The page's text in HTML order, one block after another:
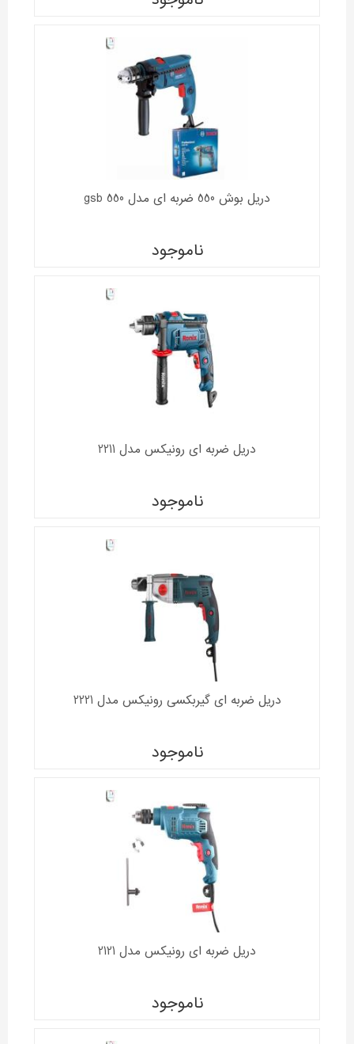
دریل بوش 550 ضربه ای مدل gsb 550
ناموجود
دریل ضربه ای رونیکس مدل 2211
ناموجود
دریل ضربه ای گیربکسی رونیکس مدل 2221
ناموجود
دریل ضربه ای رونیکس مدل 2121
ناموجود